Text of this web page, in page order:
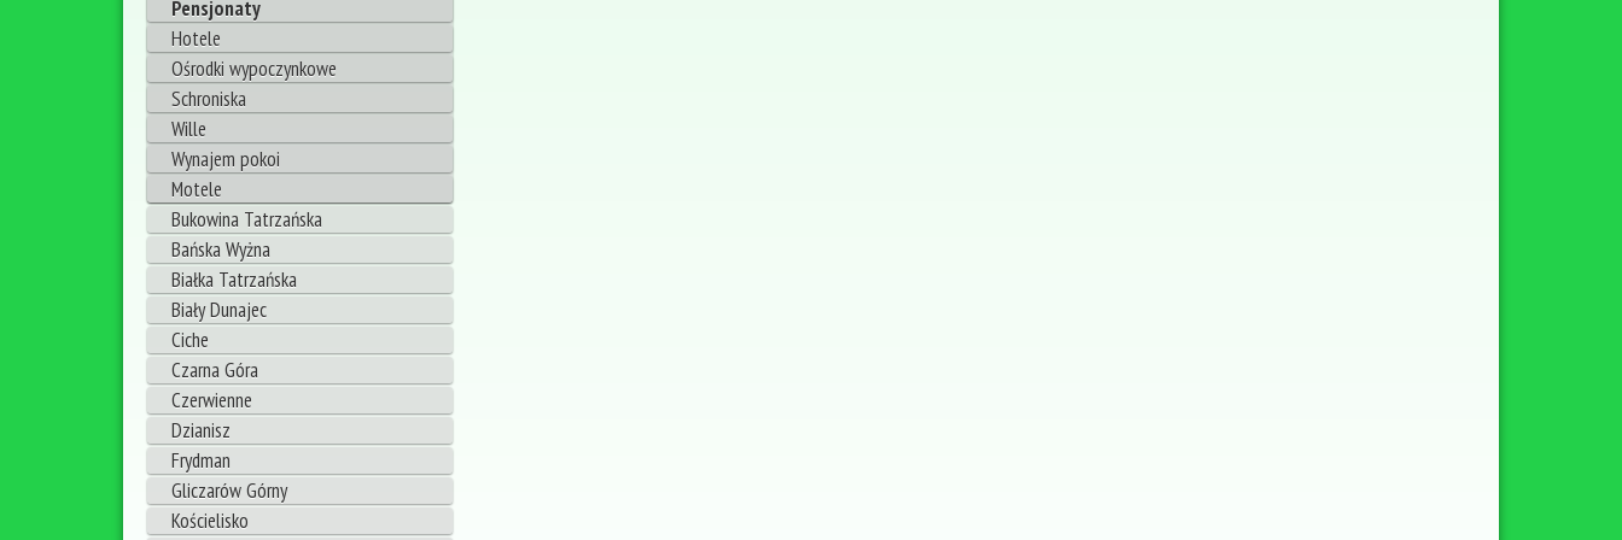
Pensjonaty
Hotele
Ośrodki wypoczynkowe
Schroniska
Wille
Wynajem pokoi
Motele
Bukowina Tatrzańska
Bańska Wyżna
Białka Tatrzańska
Biały Dunajec
Ciche
Czarna Góra
Czerwienne
Dzianisz
Frydman
Gliczarów Górny
Kościelisko